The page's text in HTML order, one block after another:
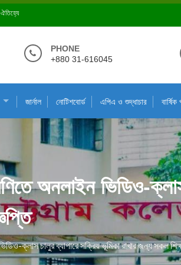
ঐতিহ্যে
PHONE
+880 31-616045
জার্নাল নোটিশবোর্ড এপিএ ও শুদ্ধাচার
অনলাইন ভিডিও-
ক্লাস চালুর ব্যাপারে সক্রিয় ভূমিকা রাখার জন্য সকল